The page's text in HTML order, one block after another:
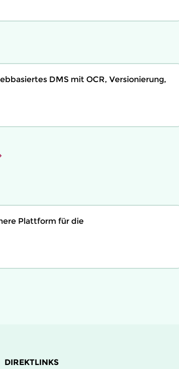
DMS mit OCR, Versionierung,
Plattform für die
DIREKTLINKS